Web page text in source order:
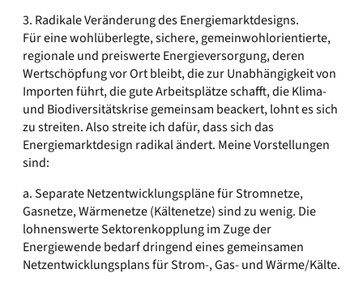
3. Radikale Veränderung des Energiemarktdesigns.
Für eine wohlüberlegte, sichere, gemeinwohlorientierte,
regionale und preiswerte Energieversorgung, deren
Wertschöpfung vor Ort bleibt, die zur Unabhängigkeit von
Importen führt, die gute Arbeitsplätze schafft, die Klima-
und Biodiversitätskrise gemeinsam beackert, lohnt es sich
zu streiten. Also streite ich dafür, dass sich das
Energiemarktdesign radikal ändert. Meine Vorstellungen
sind:
a. Separate Netzentwicklungspläne für Stromnetze,
Gasnetze, Wärmenetze (Kältenetze) sind zu wenig. Die
lohnenswerte Sektorenkopplung im Zuge der
Energiewende bedarf dringend eines gemeinsamen
Netzentwicklungsplans für Strom-, Gas- und Wärme/Kälte.